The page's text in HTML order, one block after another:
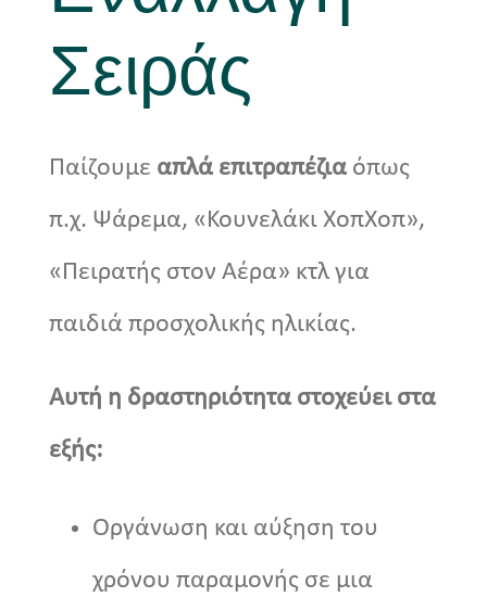
ΝέαΣειράς
Παίζουμε απλά επιτραπέζια όπως
π.χ. Ψάρεμα, «Κουνελάκι ΧοπΧοπ»,
«Πειρατής στον Αέρα» κτλ για
παιδιά προσχολικής ηλικίας.
Αυτή η δραστηριότητα στοχεύει στα
εξής:
Οργάνωση και αύξηση του
χρόνου παραμονής σε μια